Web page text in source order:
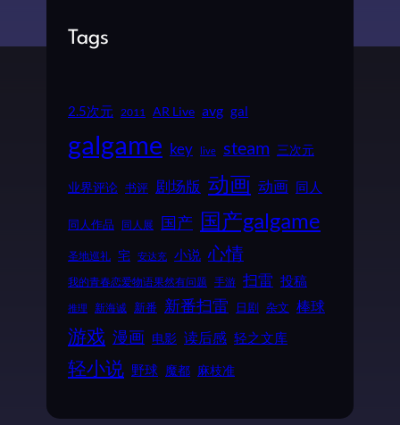
Tags
2.5次元 2011 AR Live avg gal
galgame key live steam 三次元
业界评论 书评 剧场版 动画 动画 同人
同人作品 同人展 国产 国产galgame
圣地巡礼 宅 安达充 小说 心情
我的青春恋爱物语果然有问题 手游 扫雷 投稿
推理 新海诚 新番 新番扫雷 日剧 杂文 棒球
游戏 漫画 电影 读后感 轻之文库
轻小说 野球 魔都 麻枝准